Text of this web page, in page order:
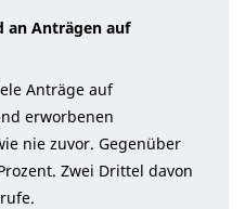
an Anträgen auf
Anträge auf
erworbenen
nie zuvor. Gegenüber
Zwei Drittel davon